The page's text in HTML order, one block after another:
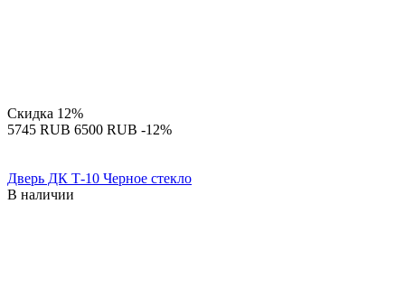
Скидка 12%
‍5745‍ RUB ‍6500‍ RUB -12%
Дверь ДК Т-10 Черное стекло
В наличии